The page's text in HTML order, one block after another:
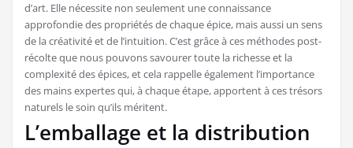
d’art. Elle nécessite non seulement une connaissance
approfondie des propriétés de chaque épice, mais aussi un sens
de la créativité et de l’intuition. C’est grâce à ces méthodes post-
récolte que nous pouvons savourer toute la richesse et la
complexité des épices, et cela rappelle également l’importance
des mains expertes qui, à chaque étape, apportent à ces trésors
naturels le soin qu’ils méritent.
L’emballage et la distribution